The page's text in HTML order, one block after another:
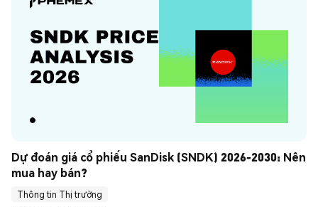
Dự đoán giá cổ phiếu SanDisk (SNDK) 2026-2030: Nên
mua hay bán?
Thông tin Thị trường